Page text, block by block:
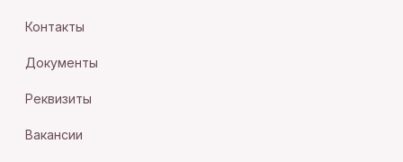
Контакты
Документы
Реквизиты
Вакансии